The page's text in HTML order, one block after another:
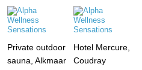
Private outdoor
sauna, Alkmaar
Hotel Mercure,
Coudray